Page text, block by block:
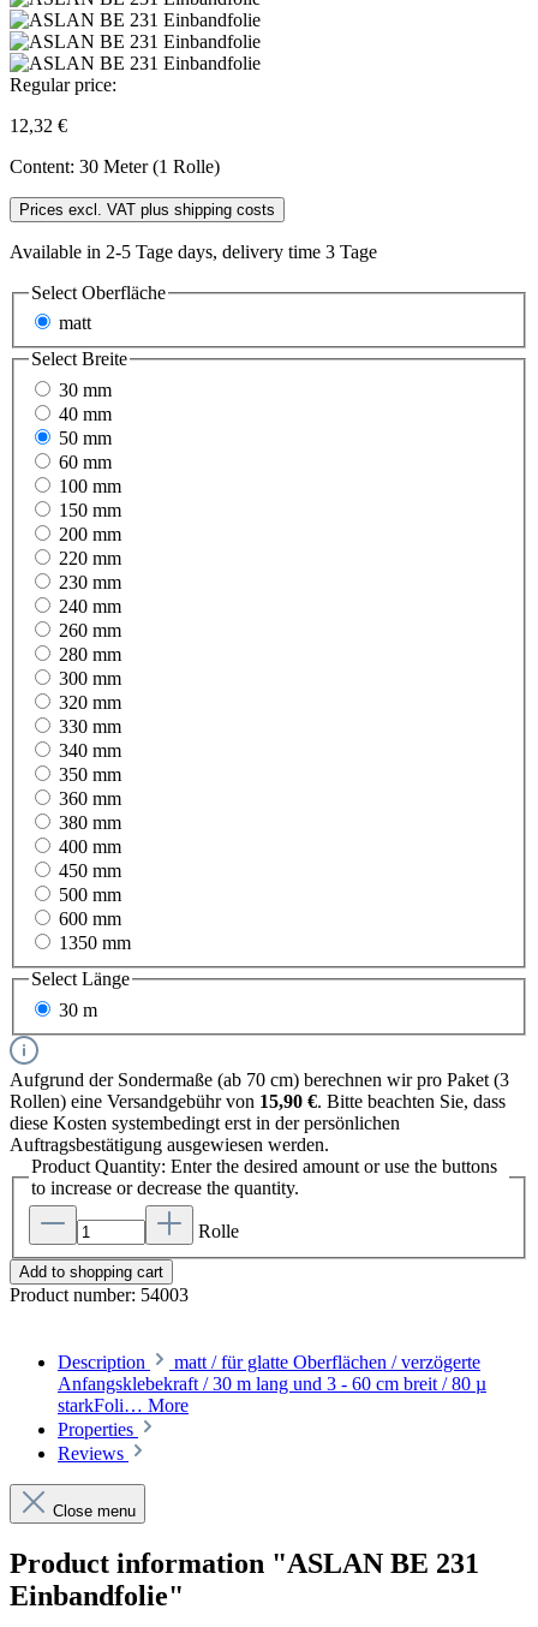
Regular price:
12,32 €
Content: 30 Meter (1 Rolle)
Prices excl. VAT plus shipping costs
Available in 2-5 Tage days, delivery time 3 Tage
Select Oberfläche
matt
SelectBreite
30 mm
40 mm
50 mm
60 mm
100 mm
150 mm
200 mm
220 mm
230 mm
240 mm
260 mm
280 mm
300 mm
320 mm
330 mm
340 mm
350 mm
360 mm
380 mm
400 mm
450 mm
500 mm
600 mm
1350 mm
Select Länge
30 m
Aufgrund der Sondermaße (ab 70 cm) berechnen wir pro Paket (3
Rollen) eine Versandgebühr von 15,90 €. Bitte beachten Sie, dass
diese Kosten systembedingt erst in der persönlichen
Auftragsbestätigung ausgewiesen werden.
Product Quantity: Enter the desired amount or use the buttons
to increase or decrease the quantity.
Rolle
Add to shopping cart
Product number: 54003
Description
matt / für glatte Oberflächen / verzögerte
Anfangsklebekraft / 30 m lang und 3 - 60 cm breit / 80 µ
starkFoli… More
Properties
Reviews
Close menu
Product information "ASLAN BE 231
Einbandfolie"